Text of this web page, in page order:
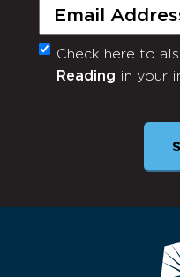
Email
(Required)
Monthly
Newsletter
Check here to
Reading in your